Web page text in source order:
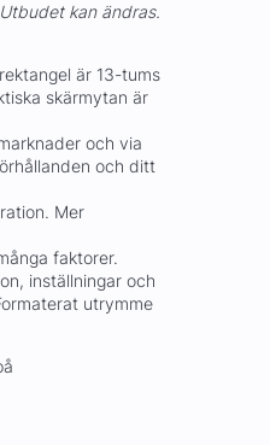
kan ändras.
är 13-tums
skärmytan är
och via
och ditt
Mer
faktorer.
inställningar och
utrymme